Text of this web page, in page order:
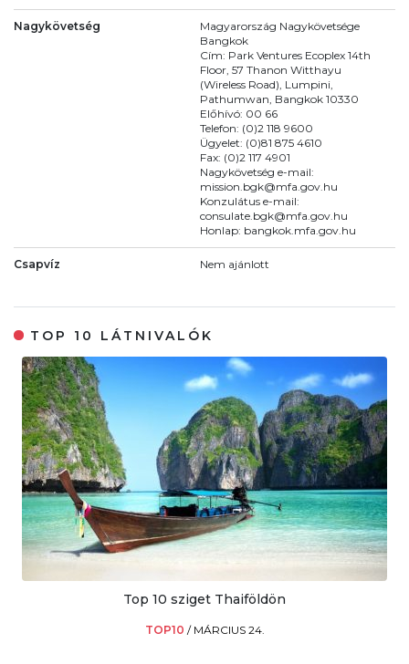
Nagykövetség
Magyarország Nagykövetsége
Bangkok
Cím: Park Ventures Ecoplex 14th
Floor, 57 Thanon Witthayu
(Wireless Road), Lumpini,
Pathumwan, Bangkok 10330
Előhívó: 00 66
Telefon: (0)2 118 9600
Ügyelet: (0)81 875 4610
Fax: (0)2 117 4901
Nagykövetség e-mail:
mission.bgk@mfa.gov.hu
Konzulátus e-mail:
consulate.bgk@mfa.gov.hu
Honlap: bangkok.mfa.gov.hu
Csapvíz Nem ajánlott
TOP 10 LÁTNIVALÓK
Top 10 sziget Thaiföldön
TOP10 / MÁRCIUS 24.